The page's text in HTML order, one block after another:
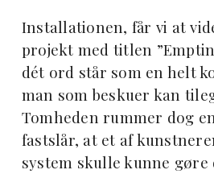
Installationen, får vi at
projekt med titlen
dét ord står som en helt
man som beskuer kan
Tomheden rummer dog
fastslår, at et af
system skulle kunne